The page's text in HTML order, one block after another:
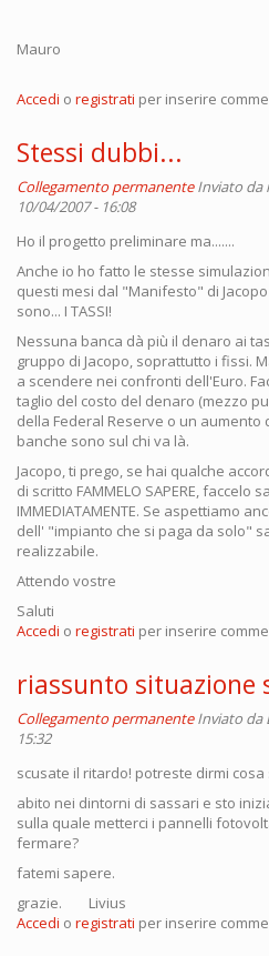
Mauro
Accedi o registrati per inserire
Stessi dubbi...
Collegamento permanente Inviato da
10/04/2007 - 16:08
Ho il progetto preliminare ma.......
Anche io ho fatto le stesse
questi mesi dal "Manifesto" di
sono... I TASSI!
Nessuna banca dà più il denaro ai
gruppo di Jacopo, soprattutto i fissi.
a scendere nei confronti dell'Euro.
taglio del costo del denaro (mezzo
della Federal Reserve o un aumento
banche sono sul chi va là.
Jacopo, ti prego, se hai qualche
di scritto FAMMELO SAPERE, faccelo
IMMEDIATAMENTE. Se aspettiamo
dell' "impianto che si paga da solo"
realizzabile.
Attendo vostre
Saluti
Accedi o registrati per inserire
riassunto situazione
Collegamento permanente Inviato da
15:32
scusate il ritardo! potreste dirmi
abito nei dintorni di sassari e sto
sulla quale metterci i pannelli
fermare?
fatemi sapere.
grazie. Livius
Accedi o registrati per inserire